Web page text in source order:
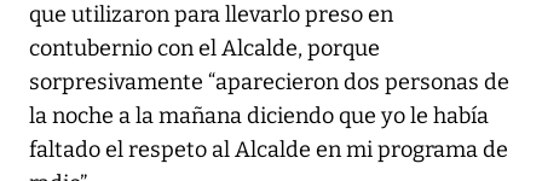
que utilizaron para llevarlo preso en
contubernio con el Alcalde, porque
sorpresivamente “aparecieron dos personas de
la noche a la mañana diciendo que yo le había
faltado el respeto al Alcalde en mi programa de